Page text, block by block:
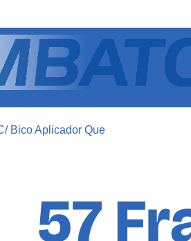
Bico Aplicador Que
57